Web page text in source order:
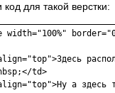
код для такой верстки:
width="100%"
td>
а здесь